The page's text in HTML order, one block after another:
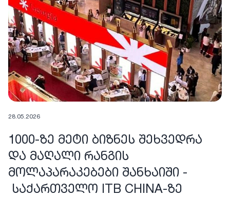
28.05.2026
1000-ᲖᲔ ᲛᲔᲢᲘ ᲑᲘᲖᲜᲔᲡ ᲨᲔᲮᲕᲔᲓᲠᲐ
ᲓᲐ ᲛᲐᲦᲐᲚᲘ ᲠᲐᲜᲒᲘᲡ
ᲛᲝᲚᲐᲞᲐᲠᲐᲙᲔᲑᲔᲑᲘ ᲨᲐᲜᲮᲐᲘᲨᲘ -
ᲡᲐᲥᲐᲠᲗᲕᲔᲚᲝ ITB CHINA-ᲖᲔ